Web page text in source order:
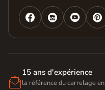
   

15 ans d'expérience
la référence du carrelage en